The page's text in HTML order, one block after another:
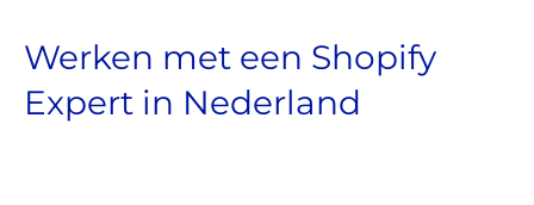
Werken met een Shopify
Expert in Nederland